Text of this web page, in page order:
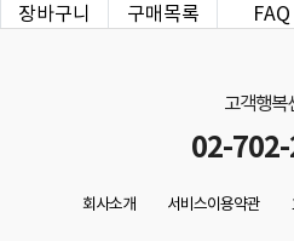
장바구니 구매목록 FAQ
고객행복
02-
회사소개 서비스이용약관